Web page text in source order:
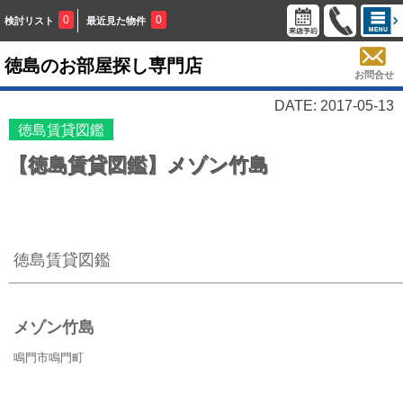
検討リスト 0 最近見た物件 0
徳島のお部屋探し専門店 お問合せ
DATE: 2017-05-13
徳島賃貸図鑑
【徳島賃貸図鑑】メゾン竹島
徳島賃貸図鑑
メゾン竹島
鳴門市鳴門町